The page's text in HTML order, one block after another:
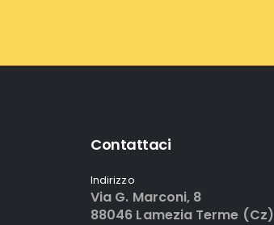
Contattaci
Indirizzo
Via G. Marconi, 8
88046 Lamezia Terme (Cz)